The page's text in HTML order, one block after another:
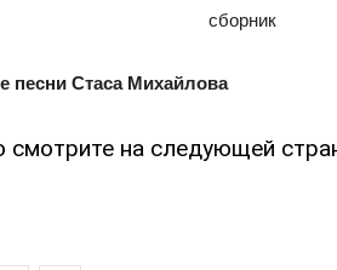
песни Стаса Михайлова
смотрите на следующей